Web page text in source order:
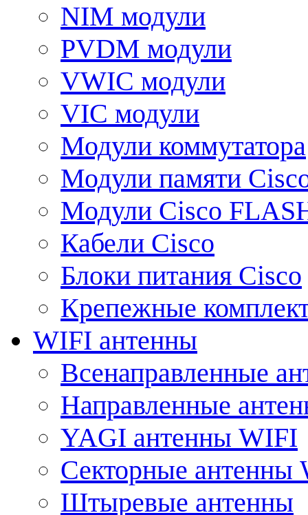
NIM модули
PVDM модули
VWIC модули
VIC модули
Модули коммутатора
Модули памяти
Модули Cisco
Кабели Cisco
Блоки питания Cisco
Крепежные
WIFI антенны
Всенаправленные
Направленные
YAGI антенны WIFI
Секторные антенны
Штыревые антенны